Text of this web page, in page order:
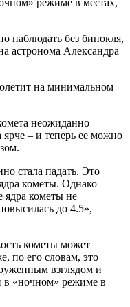
наблюдать без бинокля,
астронома Александра
на минимальном
неожиданно
ярче – и теперь ее можно
стала падать. Это
кометы. Однако
ядра кометы не
до 4.5», –
кометы может
по его словам, это
взглядом и
в «ночном» режиме в